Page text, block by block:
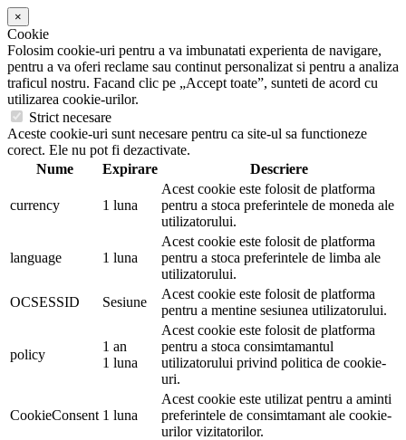
×
Cookie
Folosim cookie-uri pentru a va imbunatati experienta de navigare,
pentru a va oferi reclame sau continut personalizat si pentru a analiza
traficul nostru. Facand clic pe „Accept toate”, sunteti de acord cu
utilizarea cookie-urilor.
Strict necesare
Aceste cookie-uri sunt necesare pentru ca site-ul sa functioneze
corect. Ele nu pot fi dezactivate.
Nume
Expirare Descriere
currency 1 luna
Acest cookie este folosit de platforma
pentru a stoca preferintele de moneda ale
utilizatorului.
language 1 luna
Acest cookie este folosit de platforma
pentru a stoca preferintele de limba ale
utilizatorului.
OCSESSID
Sesiune
Acest cookie este folosit de platforma
pentru a mentine sesiunea utilizatorului.
policy
1 an
1 luna
Acest cookie este folosit de platforma
pentru a stoca consimtamantul
utilizatorului privind politica de cookie-
uri.
CookieConsent 1 luna
Acest cookie este utilizat pentru a aminti
preferintele de consimtamant ale cookie-
urilor vizitatorilor.